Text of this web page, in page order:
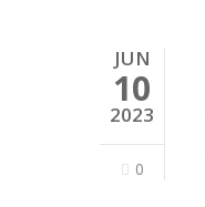
JUN
10
2023
0